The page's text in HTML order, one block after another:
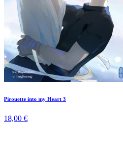
Pirouette into my Heart 3
18,00 €